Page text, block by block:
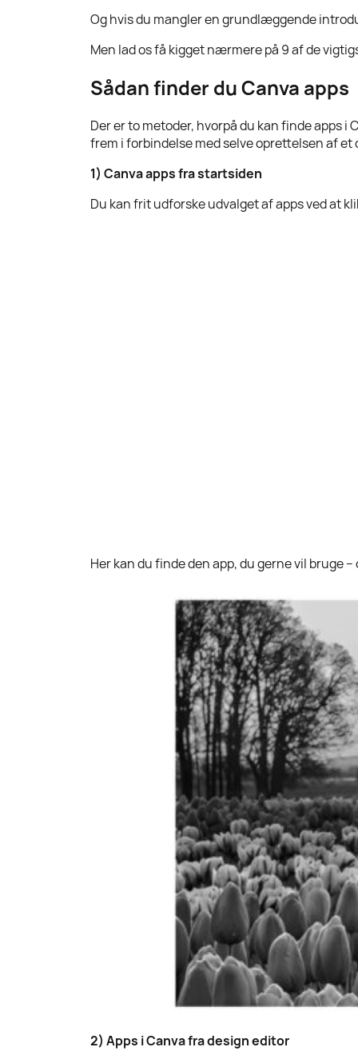
Og hvis du mangler en grundlæggende
Men lad os få kigget nærmere på 9 af de
Sådan finder du Canva apps
Der er to metoder, hvorpå du kan finde apps i
frem i forbindelse med selve oprettelsen af
1) Canva apps fra startsiden
Du kan frit udforske udvalget af apps ved at
Her kan du finde den app, du gerne vil bruge
2) Apps i Canva fra design editor